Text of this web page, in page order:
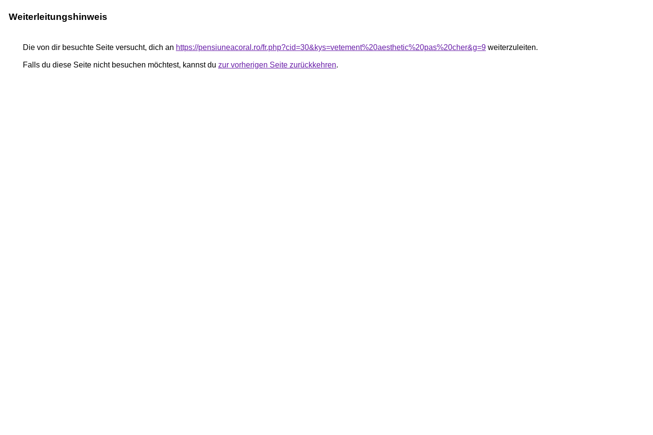
Weiterleitungshinweis
Die von dir besuchte Seite versucht, dich an https://pensiuneacoral.ro/fr.php?cid=30&kys=vetement%20aesthetic%20pas%20cher&g=9 weiterzuleiten.
Falls du diese Seite nicht besuchen möchtest, kannst du zur vorherigen Seite zurückkehren.